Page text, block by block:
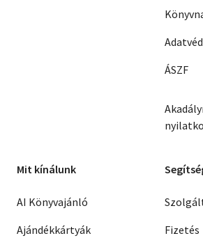
ÁSZF
Mit kínálunk
AI Könyvajánló
Ajándékkártyák
Fizetés